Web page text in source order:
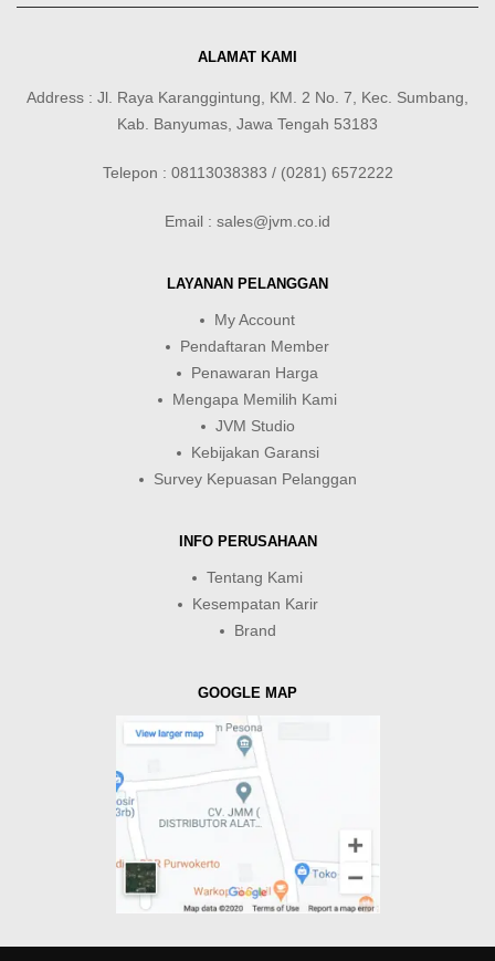
ALAMAT KAMI
Address : Jl. Raya Karanggintung, KM. 2 No. 7, Kec. Sumbang,
Kab. Banyumas, Jawa Tengah 53183
Telepon : 08113038383 / (0281) 6572222
Email : sales@jvm.co.id
LAYANAN PELANGGAN
My Account
Pendaftaran Member
Penawaran Harga
Mengapa Memilih Kami
JVM Studio
Kebijakan Garansi
Survey Kepuasan Pelanggan
INFO PERUSAHAAN
Tentang Kami
Kesempatan Karir
Brand
GOOGLE MAP